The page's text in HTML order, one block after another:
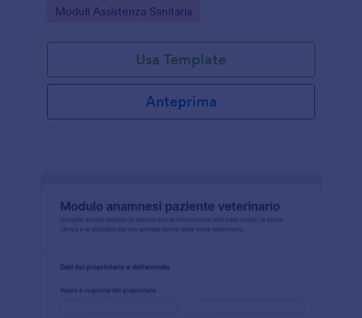
con Jotform.
Go to Category:
Moduli Assistenza Sanitaria
Usa Template
Anteprima